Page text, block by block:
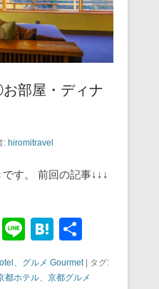
部屋・ディナ
: hiromitravel
です。 前回の記事↓↓↓
Pi
Li
n
e
H
at
e
有
、 グルメ Gourmet| タグ:
都ホテル、 京都グルメ